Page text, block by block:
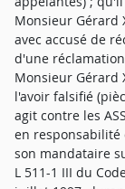
Monsieur Gérard
avec accusé de
d'une
Monsieur Gérard
l'avoir falsifié
agit contre les
en
son mandataire
L 511-1 III du